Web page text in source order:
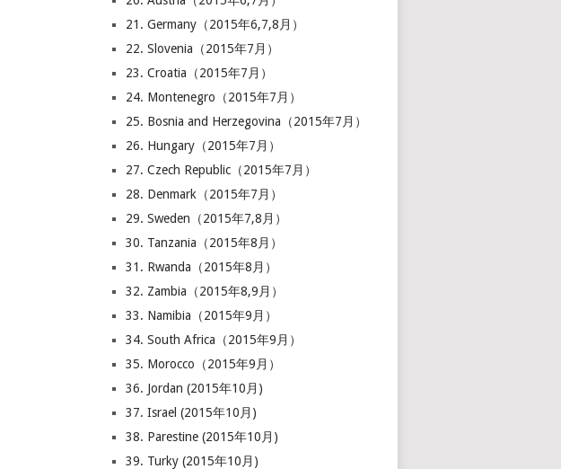
21. Germany（2015年6,7,8月）
22. Slovenia（2015年7月）
23. Croatia（2015年7月）
24. Montenegro（2015年7月）
25. Bosnia and Herzegovina（2015年7月）
26. Hungary（2015年7月）
27. Czech Republic（2015年7月）
28. Denmark（2015年7月）
29. Sweden（2015年7,8月）
30. Tanzania（2015年8月）
31. Rwanda（2015年8月）
32. Zambia（2015年8,9月）
33. Namibia（2015年9月）
34. South Africa（2015年9月）
35. Morocco（2015年9月）
36. Jordan (2015年10月)
37. Israel (2015年10月)
38. Parestine (2015年10月)
39. Turky (2015年10月)